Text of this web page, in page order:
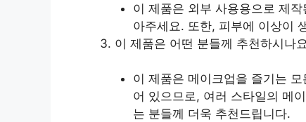
이 제품은 외부 사용용으로 제
아주세요. 또한, 피부에 이상이
이 제품은 어떤 분들께 추천하시나
이 제품은 메이크업을 즐기는
어 있으므로, 여러 스타일의 메
는 분들께 더욱 추천드립니다.